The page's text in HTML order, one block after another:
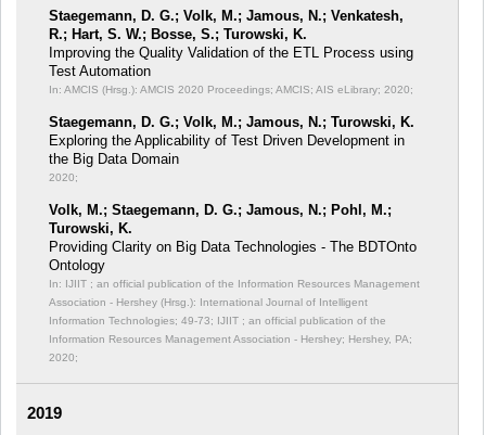
Staegemann, D. G.; Volk, M.; Jamous, N.; Venkatesh,
R.; Hart, S. W.; Bosse, S.; Turowski, K.
Improving the Quality Validation of the ETL Process using
Test Automation
In: AMCIS (Hrsg.): AMCIS 2020 Proceedings; AMCIS; AIS eLibrary; 2020;
Staegemann, D. G.; Volk, M.; Jamous, N.; Turowski, K.
Exploring the Applicability of Test Driven Development in
the Big Data Domain
2020;
Volk, M.; Staegemann, D. G.; Jamous, N.; Pohl, M.;
Turowski, K.
Providing Clarity on Big Data Technologies - The BDTOnto
Ontology
In: IJIIT ; an official publication of the Information Resources Management
Association - Hershey (Hrsg.): International Journal of Intelligent
Information Technologies; 49-73; IJIIT ; an official publication of the
Information Resources Management Association - Hershey; Hershey, PA;
2020;
2019